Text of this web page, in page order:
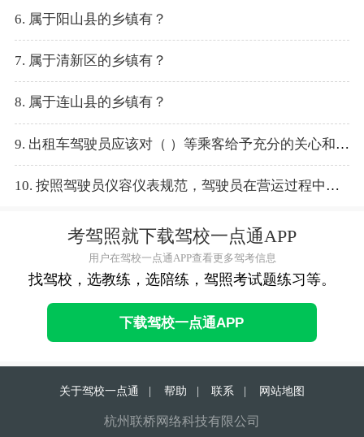
6. 属于阳山县的乡镇有？
7. 属于清新区的乡镇有？
8. 属于连山县的乡镇有？
9. 出租车驾驶员应该对（ ）等乘客给予充分的关心和照顾，这既是社会主义精神文明的体现，也是驾驶员职业道德的行为要求。
10. 按照驾驶员仪容仪表规范，驾驶员在营运过程中，不能穿着（ ）。
考驾照就下载驾校一点通APP
用户在驾校一点通APP查看更多驾考信息
找驾校，选教练，选陪练，驾照考试题练习等。
下载驾校一点通APP
关于驾校一点通 | 帮助 | 联系 | 网站地图
杭州联桥网络科技有限公司